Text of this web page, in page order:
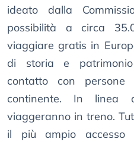
ideato dalla
possibilità a circa
viaggiare gratis in
di storia e
contatto con
continente. In linea
viaggeranno in treno.
il più ampio accesso